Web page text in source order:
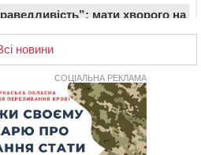
мати хворого на
на дороговартісні ліки
колишню очільницю відділу
електрики за завищеною
в останню путь двох
новини
СОЦІАЛЬНА РЕКЛАМА